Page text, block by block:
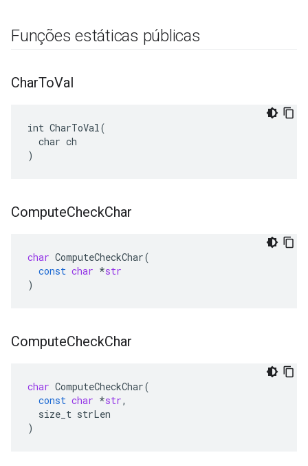
Funções estáticas públicas
CharToVal
int CharToVal(
  char ch
)
ComputeCheckChar
char ComputeCheckChar(
const char *str
)
ComputeCheckChar
char ComputeCheckChar(
const char *str,
size_t strLen
)